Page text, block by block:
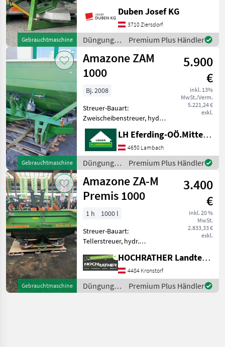
Gebrauchtmaschine
Streumengenverstellung
Amazone-Düngerstreuer
mit 1.500 l Ist-Inhalt sowie
Aufsatz S500,
Gesamtvolumen 2.000 l,
Duben Josef KG
3710 Ziersdorf
Düngung
und
Beregnung
/ Amazone
Premium Plus Händler
Gebrauchtmaschine
Amazone ZAM
1000
5.900
€
inkl. 13%
MwSt./Verm.
5.221,24 €
exkl.
Bj. 2008
Streuer-Bauart:
Zweischeibenstreuer, hydr.
Betätigung,
Grenzstreueinrichtung,
Streumengenverstellung
GW, ca. 1600L Inhalt, 2
Scheibenstreuer, Amatron
Steuerung, Beleuch
LH Eferding-OÖ.Mitte, Lambach
4650 Lambach
Düngung
und
Beregnung
/ Amazone
Premium Plus Händler
Gebrauchtmaschine
Amazone ZA-M
Premis 1000
3.400
€
inkl. 20 %
MwSt.
2.833,33 €
exkl.
1 h
1000 l
Streuer-Bauart:
Tellerstreuer, hydr.
Grenzstreueinrichtung
Düngung und Beregnung
Mineraldüngerstreuer/Wiegestreuer
HOCHRATHER Landtechnik GmbH
4484 Kronstorf
Düngung
und
Premium Plus Händler